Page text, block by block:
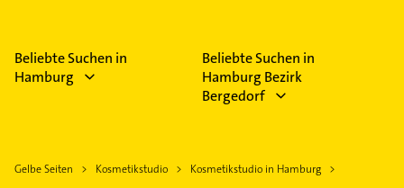
Beliebte Suchen in
Hamburg
Beliebte Suchen in
Hamburg Bezirk
Bergedorf
Gelbe Seiten Kosmetikstudio
Kosmetikstudio in Hamburg